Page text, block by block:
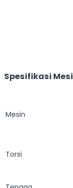
Spesifikasi
Mesin
Torsi